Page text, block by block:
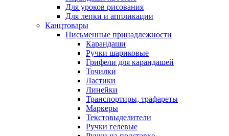
Для уроков рисования
Для лепки и аппликации
Канцтовары
Письменные принадлежности
Карандаши
Ручки шариковые
Грифели для карандашей
Точилки
Ластики
Линейки
Транспортиры, трафареты
Маркеры
Текстовыделители
Ручки гелевые